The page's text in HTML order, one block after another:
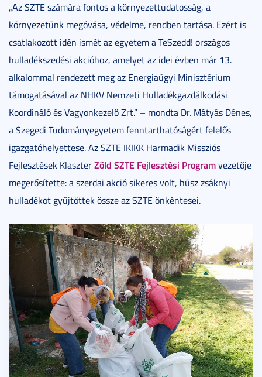
„Az SZTE számára fontos a környezettudatosság, a
környezetünk megóvása, védelme, rendben tartása. Ezért is
csatlakozott idén ismét az egyetem a TeSzedd! országos
hulladékszedési akcióhoz, amelyet az idei évben már 13.
alkalommal rendezett meg az Energiaügyi Minisztérium
támogatásával az NHKV Nemzeti Hulladékgazdálkodási
Koordináló és Vagyonkezelő Zrt.” – mondta Dr. Mátyás Dénes,
a Szegedi Tudományegyetem fenntarthatóságért felelős
igazgatóhelyettese. Az SZTE IKIKK Harmadik Missziós
Fejlesztések KlaszterZöld SZTE Fejlesztési Programvezetője
megerősítette: a szerdai akció sikeres volt, húsz zsáknyi
hulladékot gyűjtöttek össze az SZTE önkéntesei.